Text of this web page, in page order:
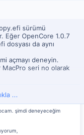
sürümü
Eğer OpenCore 1.0.7
dosyası da aynı
açmayı deneyin.
seri no olarak
...
şimdi deneyeceğim